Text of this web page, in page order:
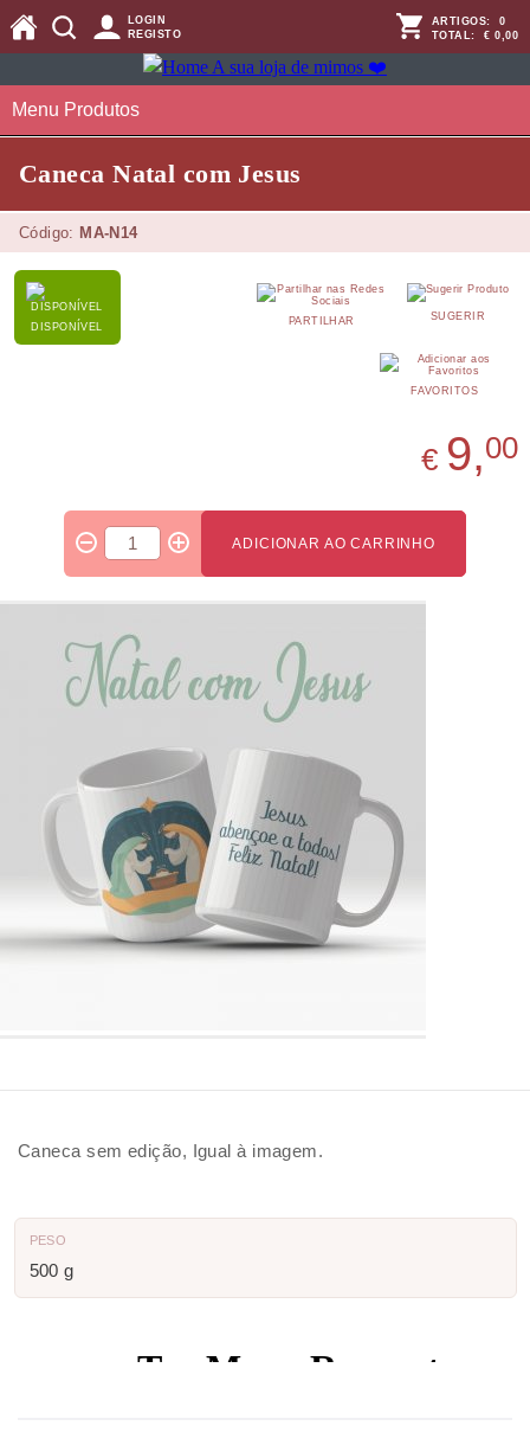
LOGIN
REGISTO
ARTIGOS: 0
TOTAL: € 0,00
Menu Produtos
Caneca Natal com Jesus
Código: MA-N14
DISPONÍVEL
SUGERIR
PARTILHAR
FAVORITOS
€ 9,00
ADICIONAR AO CARRINHO
Caneca sem edição, Igual à imagem.
PESO
500 g